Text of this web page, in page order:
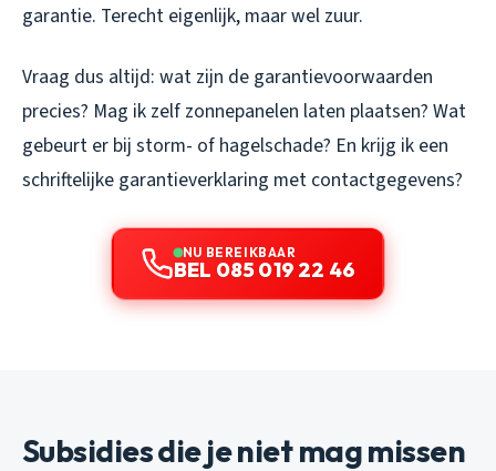
garantie. Terecht eigenlijk, maar wel zuur.
Vraag dus altijd: wat zijn de garantievoorwaarden
precies? Mag ik zelf zonnepanelen laten plaatsen? Wat
gebeurt er bij storm- of hagelschade? En krijg ik een
schriftelijke garantieverklaring met contactgegevens?
NU BEREIKBAAR
BEL 085 019 22 46
Subsidies die je niet mag missen